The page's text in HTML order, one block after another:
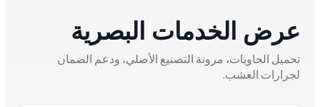
عرض الخدمات البصرية
تحميل الحاويات، مرونة التصنيع الأصلي، ودعم الضمان
لجرارات العشب.